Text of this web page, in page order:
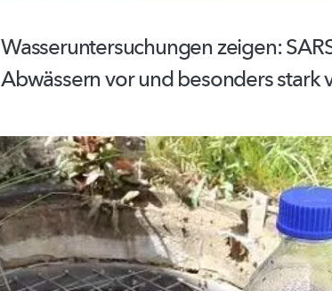
Wasseruntersuchungenzeigen:
Abwässern vor und besonders stark